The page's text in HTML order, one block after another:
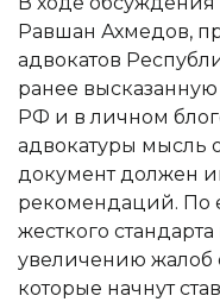
Равшан Ахмедов,
адвокатов
ранее
РФ и в личном
адвокатуры мысль
документ должен
рекомендаций. По
жесткого
увеличению жалоб
которые начнут